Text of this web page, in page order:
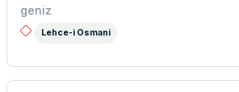
geniz
Lehce-i Osmani